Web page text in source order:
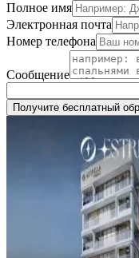
Полное имя
Электронная почта
Номер телефона
Сообщение
Получите бесплатный